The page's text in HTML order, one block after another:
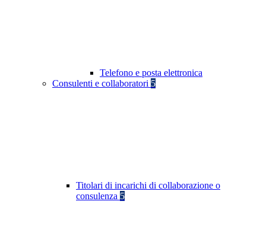
Telefono e posta elettronica
Consulenti e collaboratori 5
Titolari di incarichi di collaborazione o
consulenza 5